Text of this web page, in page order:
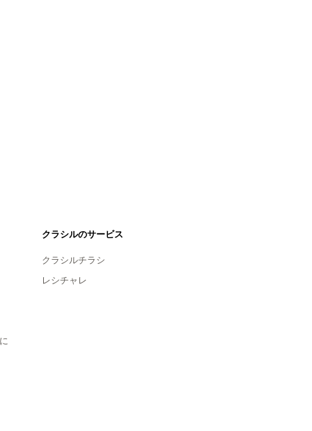
クラシルのサービス
クラシルチラシ
レシチャレ